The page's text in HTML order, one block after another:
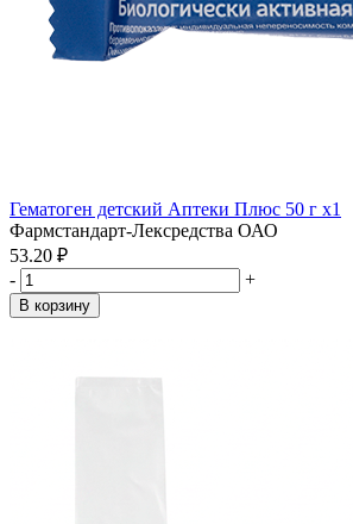
Гематоген детский Аптеки Плюс 50 г x1
Фармстандарт-Лексредства ОАО
53.20 ₽
-
+
В корзину